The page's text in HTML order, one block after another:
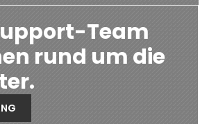
Team
rund um die